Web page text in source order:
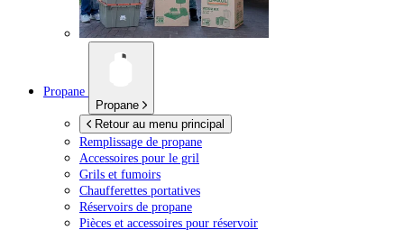
Propane
Propane
Retour au menu principal
Remplissage de propane
Accessoires pour le gril
Grils et fumoirs
Chaufferettes portatives
Réservoirs de propane
Pièces et accessoires pour réservoir